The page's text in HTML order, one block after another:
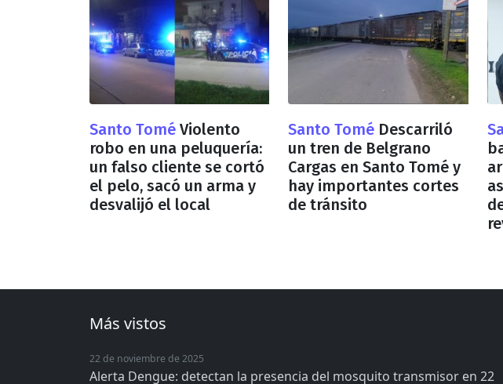
Santo Tomé Violento
robo en una peluquería:
un falso cliente se cortó
el pelo, sacó un arma y
desvalijó el local
Santo Tomé Descarriló
un tren de Belgrano
Cargas en Santo Tomé y
hay importantes cortes
de tránsito
Más vistos
22 de noviembre de 2025
Alerta Dengue: detectan la presencia del mosquito transmisor en 22